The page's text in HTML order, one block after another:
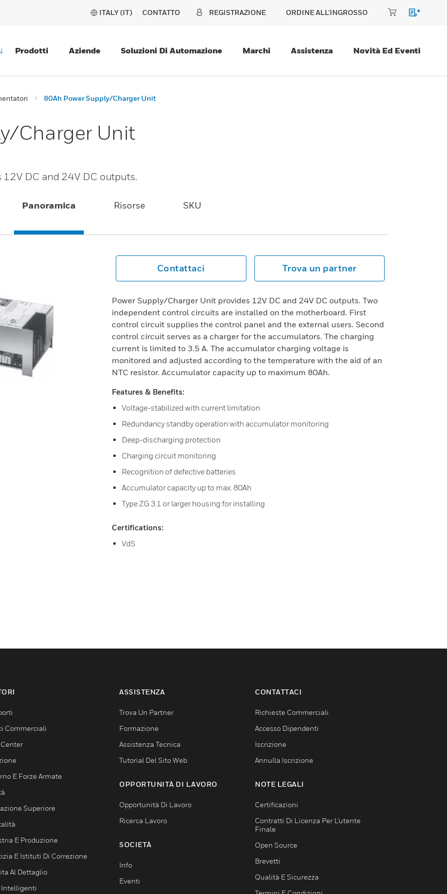
ITALY (IT) CONTATTO REGISTRAZIONE ORDINE ALL'INGROSSO
Prodotti Aziende Soluzioni Di Automazione Marchi Assistenza Novità Ed Eventi
80Ah Power Supply/Charger Unit
Charger Unit
DC and 24V DC outputs.
Panoramica Risorse SKU
Contattaci Trova un partner
Power Supply/Charger Unit provides 12V DC and 24V DC outputs. Two
independent control circuits are installed on the motherboard. First
control circuit supplies the control panel and the external users. Second
control circuit serves as a charger for the accumulators. The charging
current is limited to 3.5 A. The accumulator charging voltage is
monitored and adjusted according to the temperature with the aid of an
NTC resistor. Accumulator capacity up to maximum 80Ah.
Features & Benefits:
Voltage-stabilized with current limitation
Redundancy standby operation with accumulator monitoring
Deep-discharging protection
Charging circuit monitoring
Recognition of defective batteries
Accumulator capacity up to max. 80Ah
Type ZG 3.1 or larger housing for installing
Certifications:
VdS
Commerciali
E Forze Armate
Superiore
E Produzione
E Istituti Di Correzione
Al Dettaglio
Intelligenti
ASSISTENZA
Trova Un Partner
Formazione
Assistenza Tecnica
Tutorial Del Sito Web
OPPORTUNITÀ DI LAVORO
Opportunità Di Lavoro
Ricerca Lavoro
SOCIETÀ
Info
Eventi
CONTATTACI
Richieste Commerciali
Accesso Dipendenti
Iscrizione
Annulla Iscrizione
NOTE LEGALI
Certificazioni
Contratti Di Licenza Per L'utente
Finale
Open Source
Brevetti
Qualità E Sicurezza